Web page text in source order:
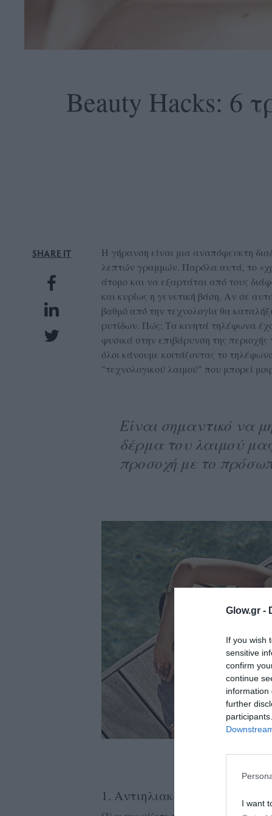
Glow.gr -
If you wish
sensitive
confirm
continue
information
further
I want
Beauty Hacks: 6
SHARE IT
Η γήρανση είναι μια αναπόφευκτη
λεπτών γραμμών. Παρόλα αυτά, το
άτομο και να εξαρτάται από τους
και κυρίως η γενετική βάση. Αν σε
βαθμό από την τεχνολογία θα
ρυτίδων. Πώς; Τα κινητά τηλέφωνα
φυσικά στην επιβάρυνση της
όλοι κάνουμε κοιτάζοντας το
"τεχνολογικού λαιμού" που μπορεί
Είναι σημαντικό να
δέρμα του λαιμού
προσοχή με το
1. Αντιηλιακό